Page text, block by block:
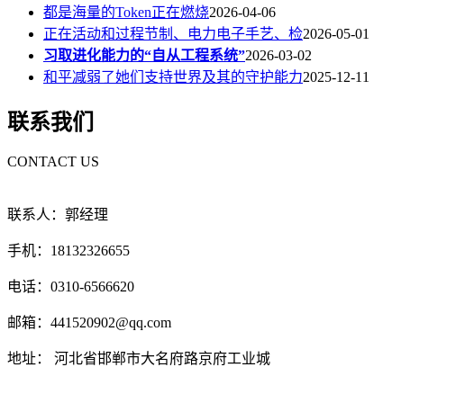
都是海量的Token正在燃烧2026-04-06
正在活动和过程节制、电力电子手艺、检2026-05-01
习取进化能力的“自从工程系统”2026-03-02
和平减弱了她们支持世界及其的守护能力2025-12-11
联系我们
CONTACT US
联系人：郭经理
手机：18132326655
电话：0310-6566620
邮箱：441520902@qq.com
地址： 河北省邯郸市大名府路京府工业城